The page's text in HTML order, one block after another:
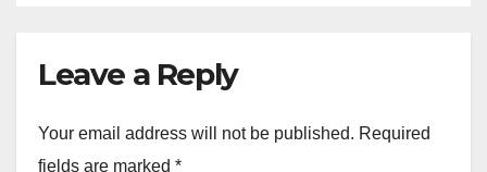
Leave a Reply
Your email address will not be published. Required
fields are marked *